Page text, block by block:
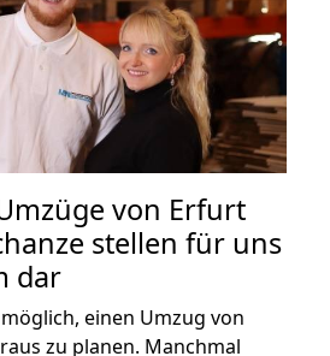
von Erfurt
stellen für uns
dar
einen Umzug von
zu planen. Manchmal